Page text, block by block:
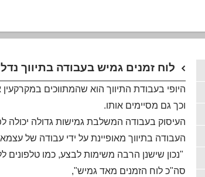
לוח זמנים גמיש בעבודה בתיווך
היופי בעבודת התיווך הוא שהמתווכים
וכך גם מסיימים אותו.
העיסוק בעבודה המשלבת גמישות גדולה יכולה
העבודה בתיווך מאופיינת על ידי עבודה של
"נכון שישנן הרבה משימות לבצע, כמו טלפונים
סה"כ לוח הזמנים מאד גמיש",